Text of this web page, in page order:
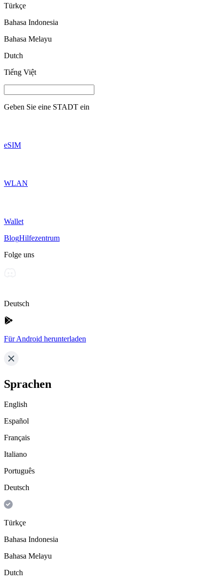
Türkçe
Bahasa Indonesia
Bahasa Melayu
Dutch
Tiếng Việt
Geben Sie eine STADT ein
eSIM
WLAN
Wallet
BlogHilfezentrum
Folge uns
Deutsch
Für Android herunterladen
Sprachen
English
Español
Français
Italiano
Português
Deutsch
Türkçe
Bahasa Indonesia
Bahasa Melayu
Dutch